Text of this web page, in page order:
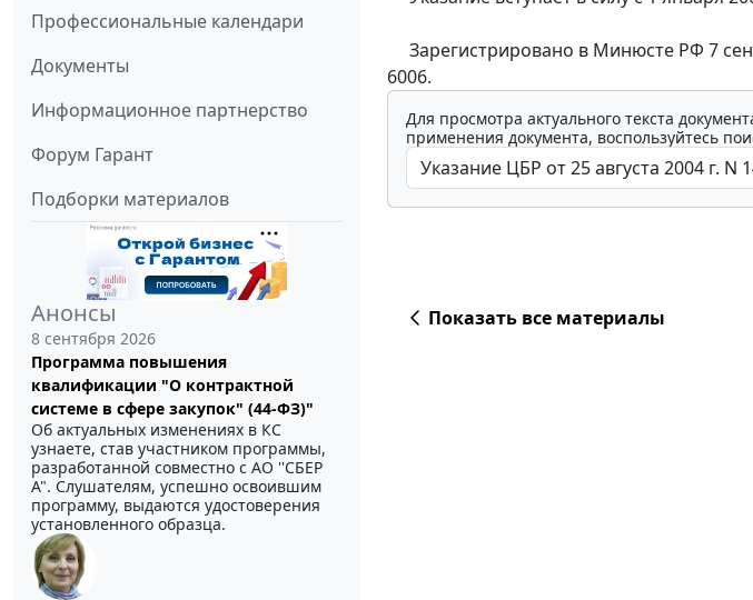
Профессиональные календари
Документы
Информационное партнерство
Форум Гарант
Подборки материалов
Анонсы
8 сентября 2026
Программа повышения
квалификации "О контрактной
системе в сфере закупок" (44-ФЗ)"
Об актуальных изменениях в КС
узнаете, став участником программы,
разработанной совместно с АО ''СБЕР
А". Слушателям, успешно освоившим
программу, выдаются удостоверения
установленного образца.
Зарегистрировано в Минюсте РФ 7
6006.
Для просмотра актуального текста
применения документа, воспользуйтесь
Показать все материалы